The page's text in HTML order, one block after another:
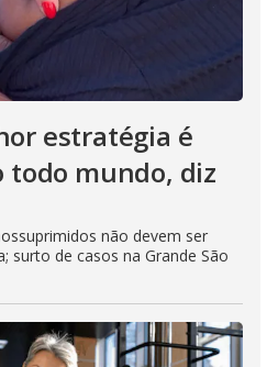
estratégia é
todo mundo, diz
não devem ser
surto de casos na Grande São